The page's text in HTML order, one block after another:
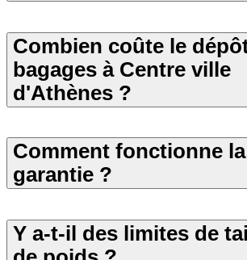
Combien coûte le
bagages à Centre ville
d'Athènes ?
Comment fonctionne la
garantie ?
Y a-t-il des limites de